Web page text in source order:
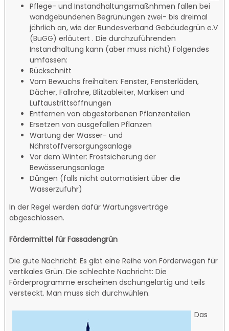
Pflege- und Instandhaltungsmaßnhmen fallen bei
wandgebundenen Begrünungen zwei- bis dreimal
jährlich an, wie der Bundesverband Gebäudegrün e.V
(BuGG) erläutert . Die durchzuführenden
Instandhaltung kann (aber muss nicht) Folgendes
umfassen:
Rückschnitt
Vom Bewuchs freihalten: Fenster, Fensterläden,
Dächer, Fallrohre, Blitzableiter, Markisen und
Luftaustrittsöffnungen
Entfernen von abgestorbenen Pflanzenteilen
Ersetzen von ausgefallen Pflanzen
Wartung der Wasser- und
Nährstoffversorgungsanlage
Vor dem Winter: Frostsicherung der
Bewässerungsanlage
Düngen (falls nicht automatisiert über die
Wasserzufuhr)
In der Regel werden dafür Wartungsverträge
abgeschlossen.
Fördermittel für Fassadengrün
Die gute Nachricht: Es gibt eine Reihe von Förderwegen für
vertikales Grün. Die schlechte Nachricht: Die
Förderprogramme erscheinen dschungelartig und teils
versteckt. Man muss sich durchwühlen.
Das